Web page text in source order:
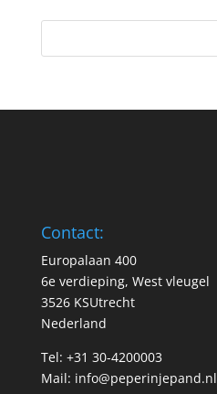
Contact:
Europalaan 400
6e verdieping, West vleugel
3526 KSUtrecht
Nederland
Tel: +31 30-4200003
Mail: info@peperinjepand.nl